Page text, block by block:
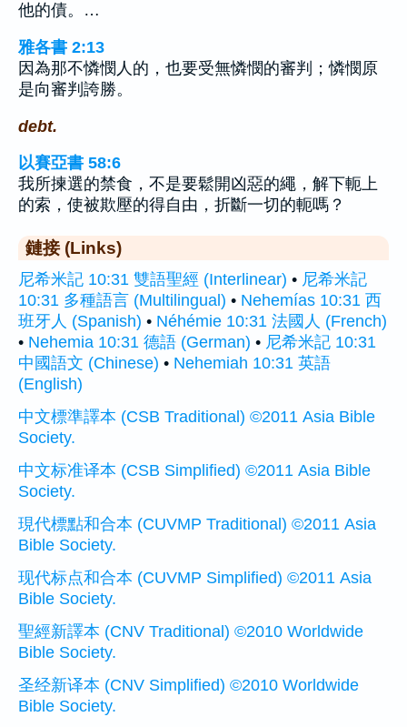
他的債。…
雅各書 2:13
因為那不憐憫人的，也要受無憐憫的審判；憐憫原
是向審判誇勝。
debt.
以賽亞書 58:6
我所揀選的禁食，不是要鬆開凶惡的繩，解下軛上
的索，使被欺壓的得自由，折斷一切的軛嗎？
鏈接 (Links)
尼希米記 10:31 雙語聖經 (Interlinear) • 尼希米記
10:31 多種語言 (Multilingual) • Nehemías 10:31 西
班牙人 (Spanish) • Néhémie 10:31 法國人 (French)
• Nehemia 10:31 德語 (German) • 尼希米記 10:31
中國語文 (Chinese) • Nehemiah 10:31 英語
(English)
中文標準譯本 (CSB Traditional) ©2011 Asia Bible
Society.
中文标准译本 (CSB Simplified) ©2011 Asia Bible
Society.
現代標點和合本 (CUVMP Traditional) ©2011 Asia
Bible Society.
现代标点和合本 (CUVMP Simplified) ©2011 Asia
Bible Society.
聖經新譯本 (CNV Traditional) ©2010 Worldwide
Bible Society.
圣经新译本 (CNV Simplified) ©2010 Worldwide
Bible Society.